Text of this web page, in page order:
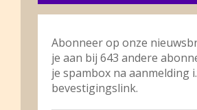
Abonneer op onze
je aan bij 643 andere
je spambox na aanmelding
bevestigingslink.